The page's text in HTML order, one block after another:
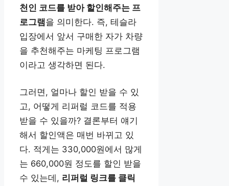
천인 코드를 받아 할인해주는 프
로그램을 의미한다. 즉, 테슬라
입장에서 앞서 구매한 자가 차량
을 추천해주는 마케팅 프로그램
이라고 생각하면 된다.
그러면, 얼마나 할인 받을 수 있
고, 어떻게 리퍼럴 코드를 적용
받을 수 있을까? 결론부터 얘기
해서 할인액은 매번 바뀌고 있
다. 적게는 330,000원에서 많게
는 660,000원 정도를 할인 받을
수 있는데, 리퍼럴 링크를 클릭